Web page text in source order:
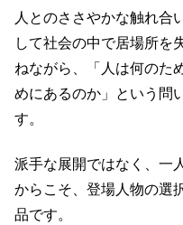
人とのささやかな触れ合
して社会の中で居場所を
ねながら、「人は何のた
めにあるのか」という問
す。
派手な展開ではなく、一
からこそ、登場人物の選
品です。